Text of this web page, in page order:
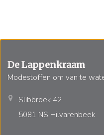
De Lappenkraam
Modestoffen om van te
Slibbroek 42
5081 NS Hilvarenbeek